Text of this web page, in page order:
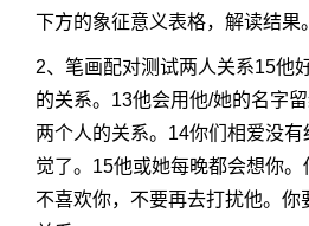
下方的象征意义表格，解读结果。
2、笔画配对测试两人关系15他
的关系。13他会用他/她的名字
两个人的关系。14你们相爱没
觉了。15他或她每晚都会想你
不喜欢你，不要再去打扰他。你